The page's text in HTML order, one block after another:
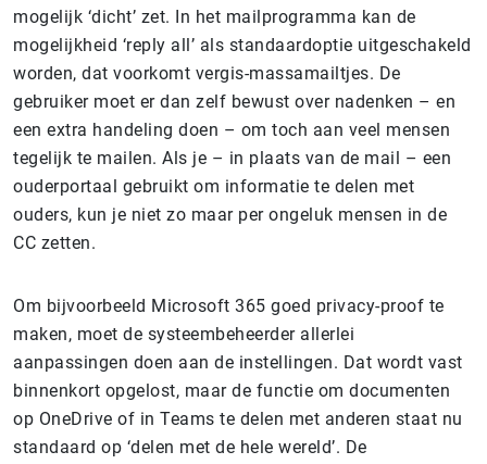
mogelijk ‘dicht’ zet. In het mailprogramma kan de
mogelijkheid ‘reply all’ als standaardoptie uitgeschakeld
worden, dat voorkomt vergis-massamailtjes. De
gebruiker moet er dan zelf bewust over nadenken – en
een extra handeling doen – om toch aan veel mensen
tegelijk te mailen. Als je – in plaats van de mail – een
ouderportaal gebruikt om informatie te delen met
ouders, kun je niet zo maar per ongeluk mensen in de
CC zetten.
Om bijvoorbeeld Microsoft 365 goed privacy-proof te
maken, moet de systeembeheerder allerlei
aanpassingen doen aan de instellingen. Dat wordt vast
binnenkort opgelost, maar de functie om documenten
op OneDrive of in Teams te delen met anderen staat nu
standaard op ‘delen met de hele wereld’. De